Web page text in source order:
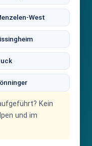
West
Kein
und im